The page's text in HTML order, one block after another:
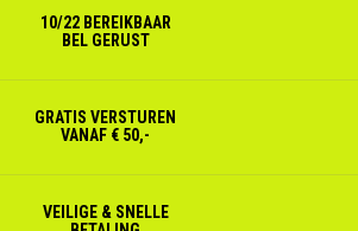
10/22 BEREIKBAAR
BEL GERUST
GRATIS VERSTUREN
VANAF € 50,-
VEILIGE & SNELLE